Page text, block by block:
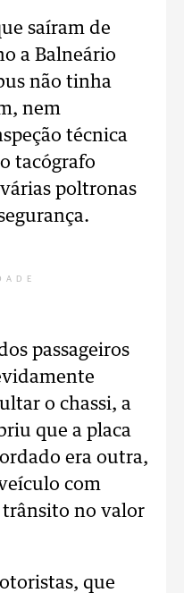
saíram de
a Balneário
não tinha
nem
técnica
tacógrafo
poltronas
passageiros
o chassi, a
que a placa
era outra,
com
no valor
que